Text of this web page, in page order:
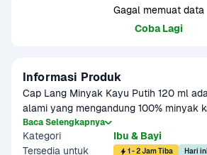
Gagal memuat data
Coba Lagi
Informasi Produk
Cap Lang Minyak Kayu Putih 120 ml
alami yang mengandung 100% minyak
Cajuputi). Dikenal dengan aroma khas
cineol tinggi, produk ini memberikan
Baca Selengkapnya
Kategori
Ibu & Bayi
Tersedia untuk
1 - 2 Jam Tiba Hari ini